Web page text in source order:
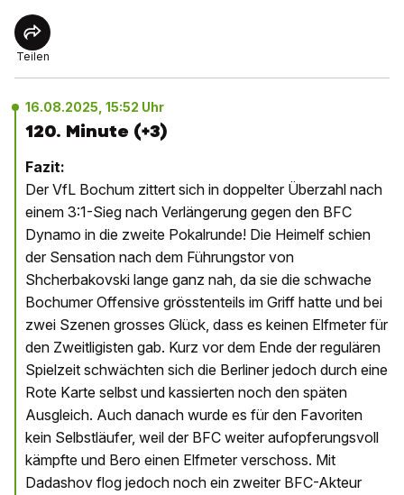
Teilen
16.08.2025, 15:52 Uhr
120. Minute (+3)
Fazit:
Der VfL Bochum zittert sich in doppelter Überzahl nach
einem 3:1-Sieg nach Verlängerung gegen den BFC
Dynamo in die zweite Pokalrunde! Die Heimelf schien
der Sensation nach dem Führungstor von
Shcherbakovski lange ganz nah, da sie die schwache
Bochumer Offensive grösstenteils im Griff hatte und bei
zwei Szenen grosses Glück, dass es keinen Elfmeter für
den Zweitligisten gab. Kurz vor dem Ende der regulären
Spielzeit schwächten sich die Berliner jedoch durch eine
Rote Karte selbst und kassierten noch den späten
Ausgleich. Auch danach wurde es für den Favoriten
kein Selbstläufer, weil der BFC weiter aufopferungsvoll
kämpfte und Bero einen Elfmeter verschoss. Mit
Dadashov flog jedoch noch ein zweiter BFC-Akteur